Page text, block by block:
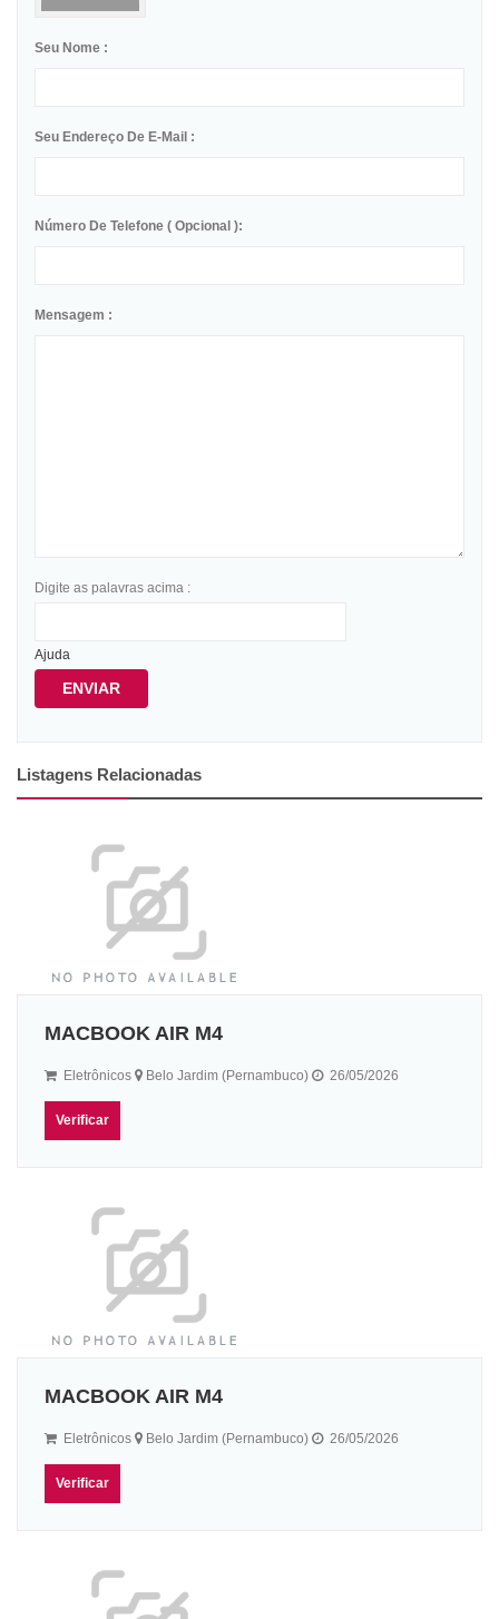
Seu Nome :
Seu Endereço De E-Mail :
Número De Telefone ( Opcional ):
Mensagem :
Digite as palavras acima :
Ajuda
ENVIAR
Listagens Relacionadas
MACBOOK AIR M4
Eletrônicos Belo Jardim (Pernambuco) 26/05/2026
Verificar
MACBOOK AIR M4
Eletrônicos Belo Jardim (Pernambuco) 26/05/2026
Verificar